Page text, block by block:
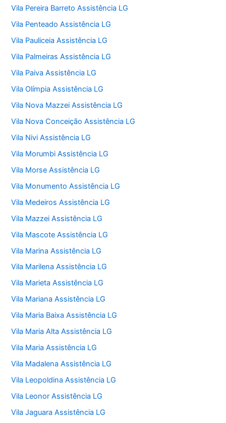
Vila Pereira Barreto Assistência LG
Vila Penteado Assistência LG
Vila Pauliceia Assistência LG
Vila Palmeiras Assistência LG
Vila Paiva Assistência LG
Vila Olímpia Assistência LG
Vila Nova Mazzei Assistência LG
Vila Nova Conceição Assistência LG
Vila Nivi Assistência LG
Vila Morumbi Assistência LG
Vila Morse Assistência LG
Vila Monumento Assistência LG
Vila Medeiros Assistência LG
Vila Mazzei Assistência LG
Vila Mascote Assistência LG
Vila Marina Assistência LG
Vila Marilena Assistência LG
Vila Marieta Assistência LG
Vila Mariana Assistência LG
Vila Maria Baixa Assistência LG
Vila Maria Alta Assistência LG
Vila Maria Assistência LG
Vila Madalena Assistência LG
Vila Leopoldina Assistência LG
Vila Leonor Assistência LG
Vila Jaguara Assistência LG